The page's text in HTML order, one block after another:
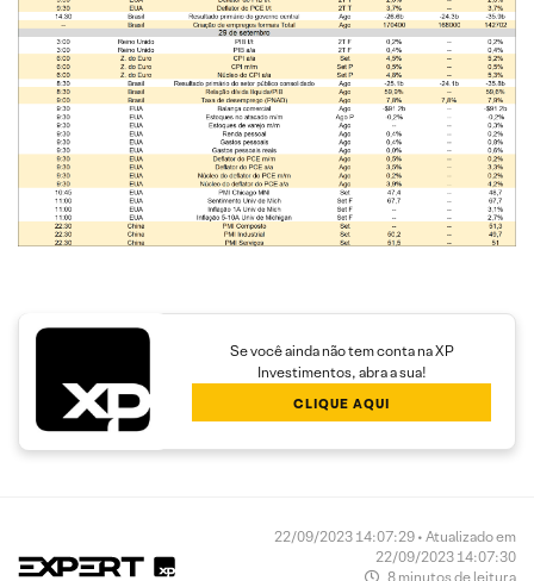
Se você ainda não tem conta na XP
Investimentos, abra a sua!
CLIQUE AQUI
22/09/2023 14:07:29 • Atualizado em
22/09/2023 14:07:30
8 minutos de leitura